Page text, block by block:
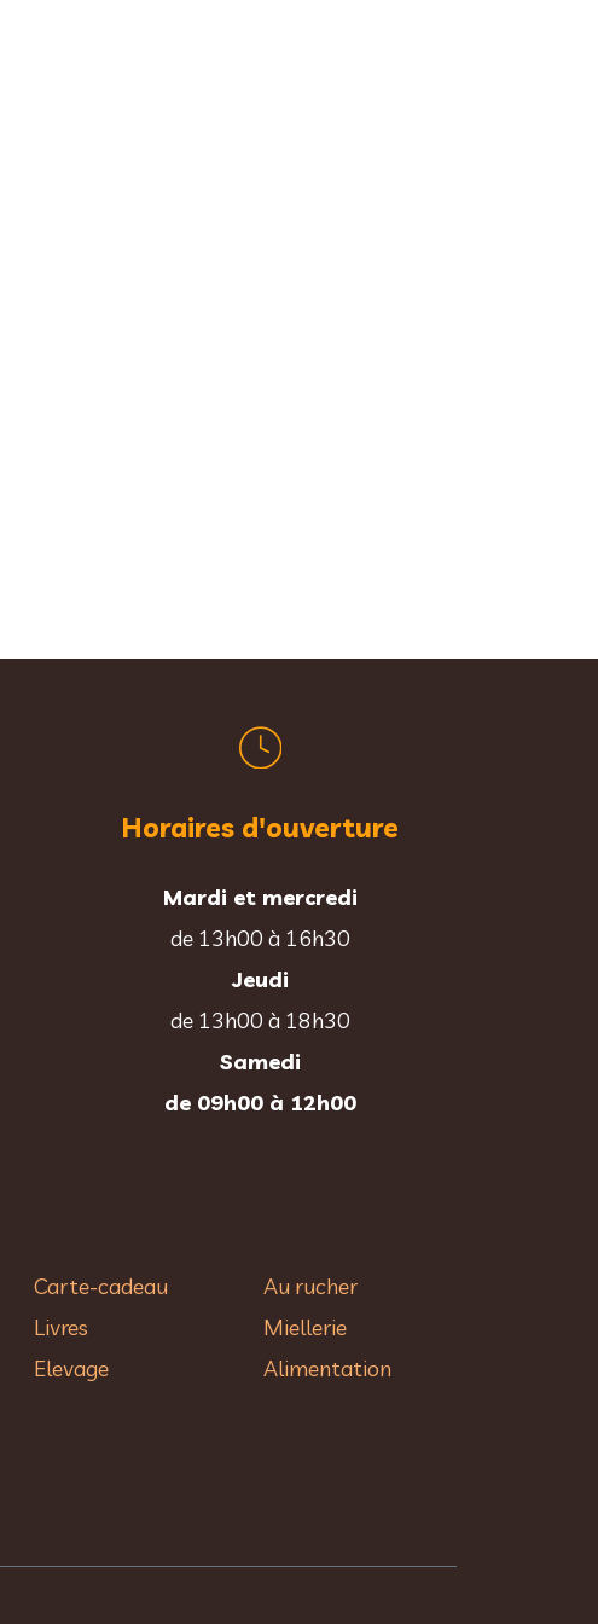
Horaires d'ouverture
Mardi et mercredi
de 13h00 à 16h30
Jeudi
de 13h00 à 18h30
Samedi
de 09h00 à 12h00
Carte-cadeau
Livres
Elevage
Au rucher​
Miellerie
Alimentation